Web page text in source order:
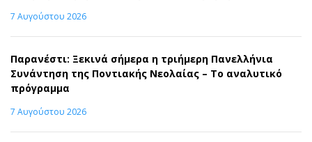
7 Αυγούστου 2026
Παρανέστι: Ξεκινά σήμερα η τριήμερη Πανελλήνια
Συνάντηση της Ποντιακής Νεολαίας – Το αναλυτικό
πρόγραμμα
7 Αυγούστου 2026